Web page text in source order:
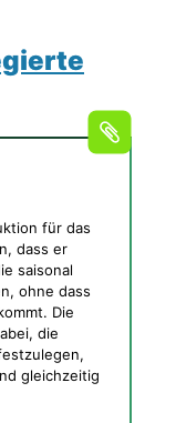
für das
dass er
saisonal
ohne dass
Die
die
gleichzeitig